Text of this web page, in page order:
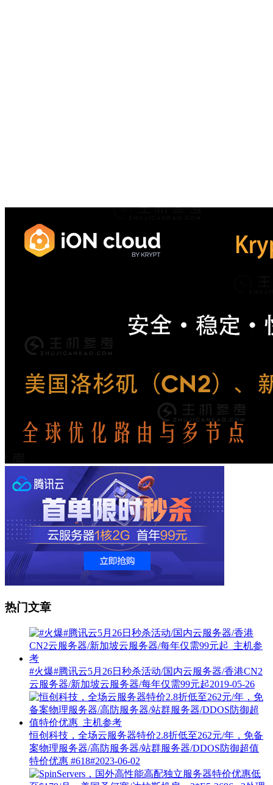
热门文章
#火爆#腾讯云5月26日秒杀活动/国内云服务器/香港CN2
云服务器/新加坡云服务器/每年仅需99元起2019-05-26
恒创科技，全场云服务器特价2.8折低至262元/年，免备
案物理服务器/高防服务器/站群服务器/DDOS防御超值
特价优惠 #618#2023-06-02